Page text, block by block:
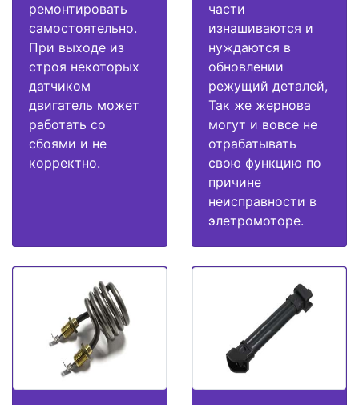
ремонтировать
самостоятельно.
При выходе из
строя некоторых
датчиком
двигатель может
работать со
сбоями и не
корректно.
части
изнашиваются и
нуждаются в
обновлении
режущий деталей,
Так же жернова
могут и вовсе не
отрабатывать
свою функцию по
причине
неисправности в
элетромоторе.